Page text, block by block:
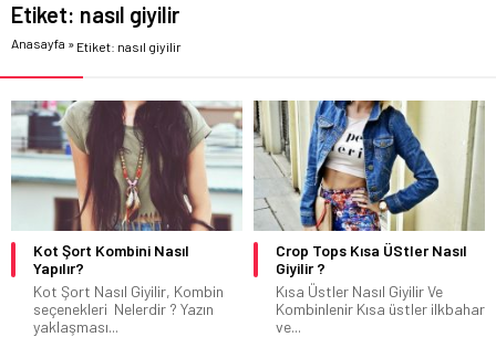
Etiket: nasıl giyilir
Anasayfa » Etiket: nasıl giyilir
Kot Şort Kombini Nasıl
Yapılır?
Kot Şort Nasıl Giyilir, Kombin
seçenekleri Nelerdir ? Yazın
yaklaşması...
Crop Tops Kısa ÜStler Nasıl
Giyilir ?
Kısa Üstler Nasıl Giyilir Ve
Kombinlenir Kısa üstler ilkbahar
ve...